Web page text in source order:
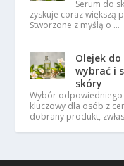
Serum do
zyskuje coraz większą
Stworzone z myślą o …
Olejek
wybrać i
skóry
Wybór
kluczowy dla osób z
dobrany produkt,